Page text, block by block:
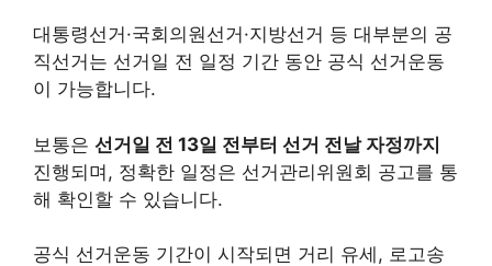
대통령선거·국회의원선거·지방선거 등 대부분의 공
직선거는 선거일 전 일정 기간 동안 공식 선거운동
이 가능합니다.
보통은 선거일 전 13일 전부터 선거 전날 자정까지
진행되며, 정확한 일정은 선거관리위원회 공고를 통
해 확인할 수 있습니다.
공식 선거운동 기간이 시작되면 거리 유세, 로고송